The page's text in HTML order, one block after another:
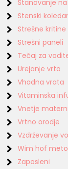
Stanovanje
Stenski
Strešne kritine
Strešni paneli
Tečaj za
Urejanje vrta
Vhodna vrata
Vitaminska
Vnetje
Vrtno orodje
Vzdrževanje
Wim hof
Zaposleni